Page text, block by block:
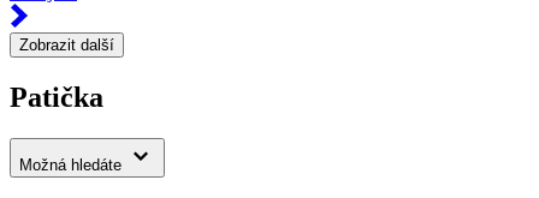
Zobrazit další
Patička
Možná hledáte